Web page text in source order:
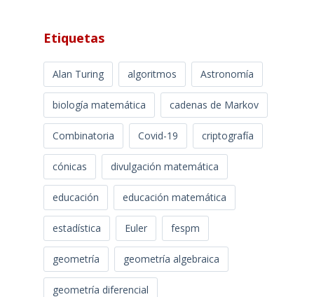
Etiquetas
Alan Turing algoritmos Astronomía
biología matemática cadenas de Markov
Combinatoria Covid-19 criptografía
cónicas divulgación matemática
educación educación matemática
estadística Euler fespm
geometría geometría algebraica
geometría diferencial